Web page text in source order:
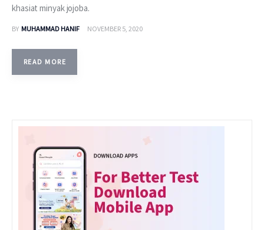
Berita
Layanan
khasiat minyak jojoba.
BY MUHAMMAD HANIF NOVEMBER 5, 2020
READ MORE